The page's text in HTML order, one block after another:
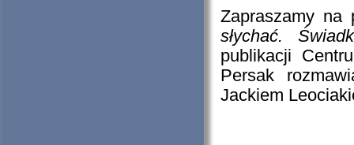
Zapraszamy
słychać.
publikacji
Persak
Jackiem